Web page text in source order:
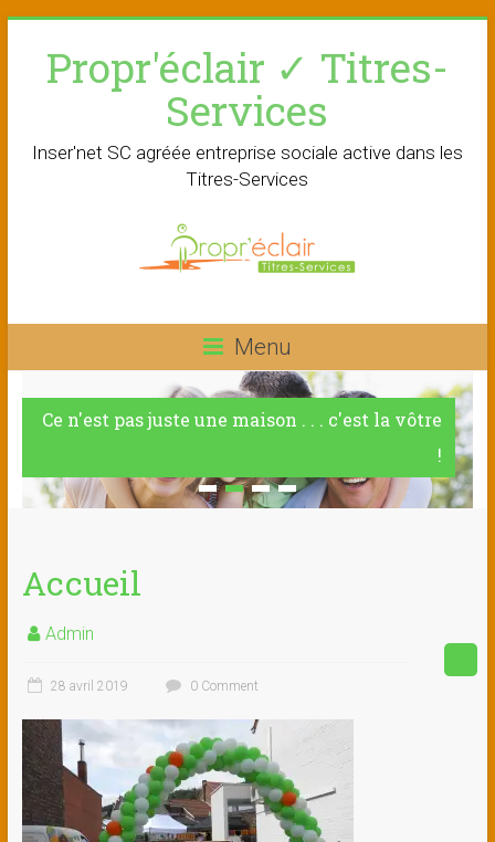
contentPropr'éclair ✓ Titres-
Services
Inser'net SC agréée entreprise sociale active dans les
Titres-Services
Menu
Ce n'est pas juste une maison . . . c'est la vôtre
!
Accueil
Admin
28 avril 2019 0 Comment